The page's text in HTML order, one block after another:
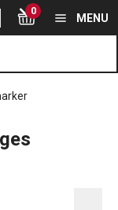
langes
0
MENU